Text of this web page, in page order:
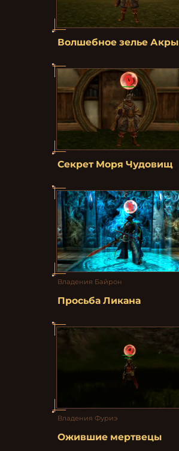
Волшебное зелье Акры
Секрет Моря Чудовищ
Владения Байрон
Просьба Ликана
Владения Фуриэ
Ожившие мертвецы